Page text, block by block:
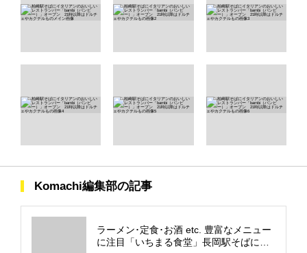
Komachi編集部の記事
ラーメン･定食･お酒 etc. 豊富なメニュー
に注目「いちまる食堂」長岡駅そばにオ